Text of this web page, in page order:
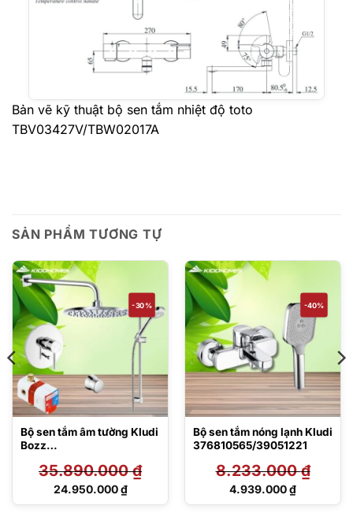
Bản vẽ kỹ thuật bộ sen tắm nhiệt độ toto
TBV03427V/TBW02017A
SẢN PHẨM TƯƠNG TỰ
-30%
Bộ sen tắm âm tường Kludi
Bozz
405-00/6433005-
00/636005-00/6816005-
35.890.000₫
Giá
24.950.000₫
Giá
-40%
Bộ sen tắm nóng lạnh Kludi
376810565/39051221
8.233.000₫
Giá
4.939.000₫
Giá